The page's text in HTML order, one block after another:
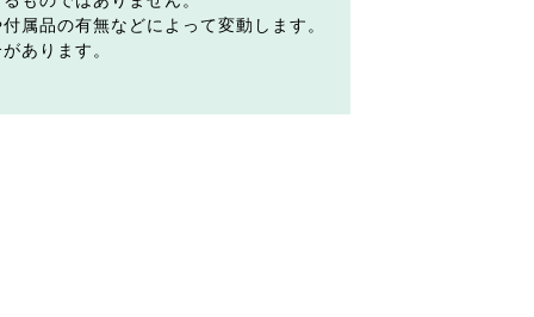
属品の有無などによって変動します。
あります。